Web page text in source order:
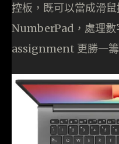
控板，既可以當成滑
NumberPad，處理數
assignment 更勝一籌